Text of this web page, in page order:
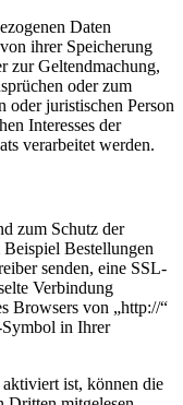
Daten
ihrer Speicherung
zur Geltendmachung,
oder zum
oder juristischen Person
Interesses der
verarbeitet werden.
zum Schutz der
Bestellungen
senden, eine SSL-
Verbindung
Browsers von „http://“
Symbol in Ihrer
ist, können die